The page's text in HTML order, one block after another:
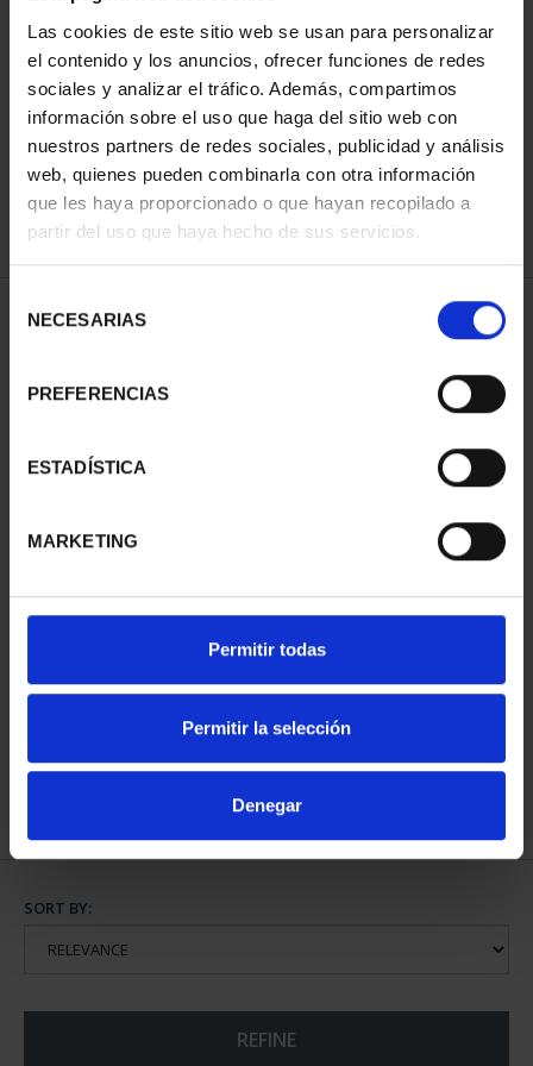
Las cookies de este sitio web se usan para personalizar
el contenido y los anuncios, ofrecer funciones de redes
sociales y analizar el tráfico. Además, compartimos
información sobre el uso que haga del sitio web con
nuestros partners de redes sociales, publicidad y análisis
web, quienes pueden combinarla con otra información
que les haya proporcionado o que hayan recopilado a
partir del uso que haya hecho de sus servicios.
NECESARIAS
PREFERENCIAS
ESTADÍSTICA
MARKETING
Permitir todas
Permitir la selección
Denegar
SORT BY:
REFINE
1 Products found
CITIES - ALCALÁ DE
HENARE...
SORT BY:
REFINE